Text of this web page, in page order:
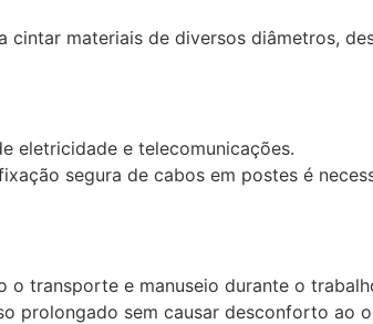
cintar materiais de diversos diâmetros,
eletricidade e telecomunicações.
segura de cabos em postes é
transporte e manuseio durante o
prolongado sem causar desconforto ao